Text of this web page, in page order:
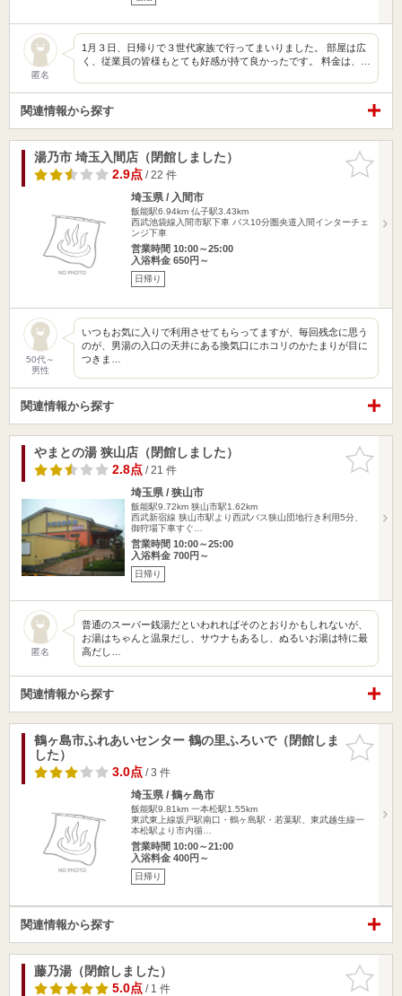
匿名
1月３日、日帰りで３世代家族で行ってまいりました。 部屋は広
く、従業員の皆様もとても好感が持て良かったです。 料金は、…
関連情報から探す
お気に入
りに追加
湯乃市 埼玉入間店（閉館しました）
2.9点/ 22 件
埼玉県 / 入間市
飯能駅6.94km 仏子駅3.43km
西武池袋線入間市駅下車 バス10分圏央道入間インターチェ
ンジ下車
営業時間 10:00～25:00
入浴料金 650円～
日帰り
50代～
男性
いつもお気に入りで利用させてもらってますが、毎回残念に思う
のが、男湯の入口の天井にある換気口にホコリのかたまりが目に
つきま…
関連情報から探す
お気に入
りに追加
やまとの湯 狭山店（閉館しました）
2.8点/ 21 件
埼玉県 / 狭山市
飯能駅9.72km 狭山市駅1.62km
西武新宿線 狭山市駅より西武バス狭山団地行き利用5分、
御狩場下車すぐ…
営業時間 10:00～25:00
入浴料金 700円～
日帰り
匿名
普通のスーパー銭湯だといわれればそのとおりかもしれないが、
お湯はちゃんと温泉だし、サウナもあるし、ぬるいお湯は特に最
高だし…
関連情報から探す
お気に入
りに追加
鶴ヶ島市ふれあいセンター 鶴の里ふろいで（閉館しま
した）
3.0点/ 3 件
埼玉県 / 鶴ヶ島市
飯能駅9.81km 一本松駅1.55km
東武東上線坂戸駅南口・鶴ヶ島駅・若葉駅、東武越生線一
本松駅より市内循…
営業時間 10:00～21:00
入浴料金 400円～
日帰り
関連情報から探す
お気に入
りに追加
藤乃湯（閉館しました）
5.0点/ 1 件